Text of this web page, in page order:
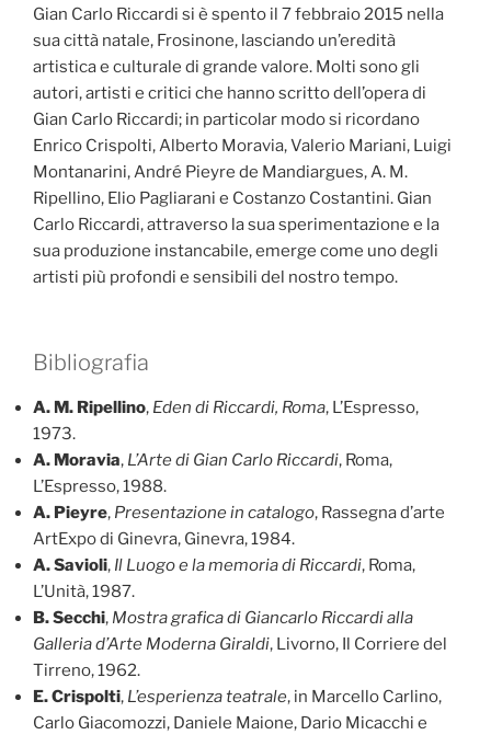
Gian Carlo Riccardi si è spento il 7 febbraio 2015 nella
sua città natale, Frosinone, lasciando un’eredità
artistica e culturale di grande valore. Molti sono gli
autori, artisti e critici che hanno scritto dell’opera di
Gian Carlo Riccardi; in particolar modo si ricordano
Enrico Crispolti, Alberto Moravia, Valerio Mariani, Luigi
Montanarini, André Pieyre de Mandiargues, A. M.
Ripellino, Elio Pagliarani e Costanzo Costantini. Gian
Carlo Riccardi, attraverso la sua sperimentazione e la
sua produzione instancabile, emerge come uno degli
artisti più profondi e sensibili del nostro tempo.
Bibliografia
A. M. Ripellino, Eden di Riccardi, Roma, L’Espresso,
1973.
A. Moravia, L’Arte di Gian Carlo Riccardi, Roma,
L’Espresso, 1988.
A. Pieyre, Presentazione in catalogo, Rassegna d’arte
ArtExpo di Ginevra, Ginevra, 1984.
A. Savioli, Il Luogo e la memoria di Riccardi, Roma,
L’Unità, 1987.
B. Secchi, Mostra grafica di Giancarlo Riccardi alla
Galleria d’Arte Moderna Giraldi, Livorno, Il Corriere del
Tirreno, 1962.
E. Crispolti, L’esperienza teatrale, in Marcello Carlino,
Carlo Giacomozzi, Daniele Maione, Dario Micacchi e